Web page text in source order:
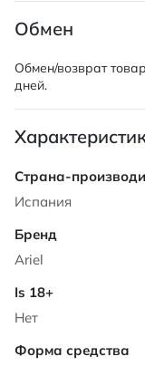
Обмен
Обмен/возврат
дней.
Характеристики
Испания
Ariel
Нет